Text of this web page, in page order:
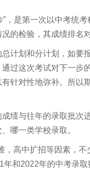
，是第一次以中考统
的检验，其成绩排名
计划和分计划，如要
过这次考试对下一步
针对性地弥补。所以
绩与往年的录取批次
哪一类学校录取。
高中扩招等因素，
和2022年的中考录取